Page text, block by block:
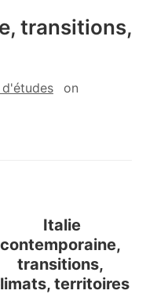
transitions,
on
Italie
contemporaine,
transitions,
territoires